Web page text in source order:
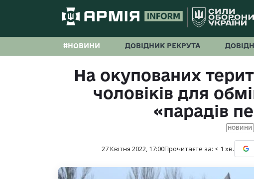
#НОВИНИ ДОВІДНИК РЕКРУТА
На окупованих
чоловіків для
«парадів
НОВИНИ
27 Квітня 2022, 17:00Прочитаєте за: < 1 хв.